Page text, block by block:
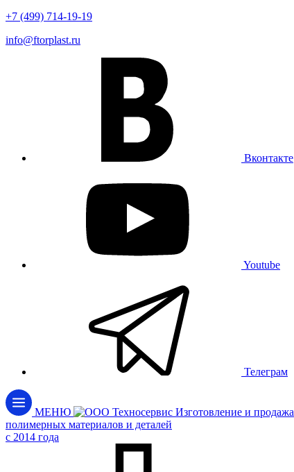
+7 (499) 714-19-19
info@ftorplast.ru
Вконтакте
Youtube
Телеграм
МЕНЮ
Изготовление и продажа
полимерных материалов и деталей
c 2014 года